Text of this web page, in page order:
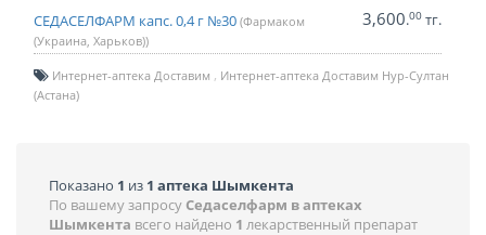
СЕДАСЕЛФАРМ капс. 0,4 г №30 (Фармаком
(Украина, Харьков))
3,600.00 тг.
Интернет-аптека Доставим
Интернет-аптека Доставим Нур-Султан
(Астана)
Показано 1 из 1 аптека Шымкента
По вашему запросу Седаселфарм в аптеках
Шымкента всего найдено 1 лекарственный препарат